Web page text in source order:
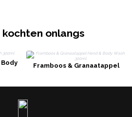
onlangs
Framboos & Granaatappel